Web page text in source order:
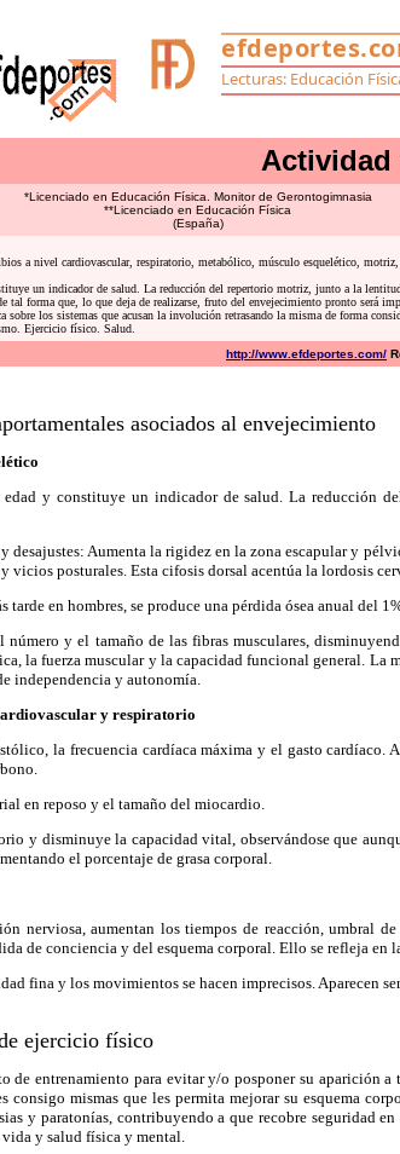
Actividad
*Licenciado en Educación Física. Monitor de Gerontogimnasia
**Licenciado en Educación Física
(España)
a nivel cardiovascular, respiratorio, metabólico, músculo esquelético,
un indicador de salud. La reducción del repertorio motriz, junto a la
tal forma que, lo que deja de realizarse, fruto del envejecimiento pronto será
los sistemas que acusan la involución retrasando la misma de forma
Ejercicio físico. Salud.
http://www.efdeportes.com/
asociados al envejecimiento
y constituye un indicador de salud. La reducción
desajustes: Aumenta la rigidez en la zona escapular y
vicios posturales. Esta cifosis dorsal acentúa la lordosis
en hombres, se produce una pérdida ósea anual del
y el tamaño de las fibras musculares,
la fuerza muscular y la capacidad funcional general. La
independencia y autonomía.
y respiratorio
la frecuencia cardíaca máxima y el gasto cardíaco.
en reposo y el tamaño del miocardio.
y disminuye la capacidad vital, observándose que
el porcentaje de grasa corporal.
nerviosa, aumentan los tiempos de reacción, umbral
de conciencia y del esquema corporal. Ello se refleja
fina y los movimientos se hacen imprecisos. Aparecen
ejercicio físico
entrenamiento para evitar y/o posponer su aparición
consigo mismas que les permita mejorar su esquema
y paratonías, contribuyendo a que recobre seguridad
y salud física y mental.